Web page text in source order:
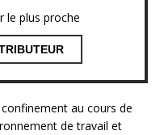
le plus proche
au cours de
de travail et